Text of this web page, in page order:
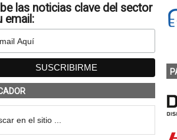
las noticias clave del sector
email: